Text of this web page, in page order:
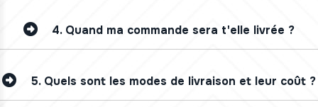
4. Quand ma commande sera t'elle livrée ?
5. Quels sont les modes de livraison et leur coût ?